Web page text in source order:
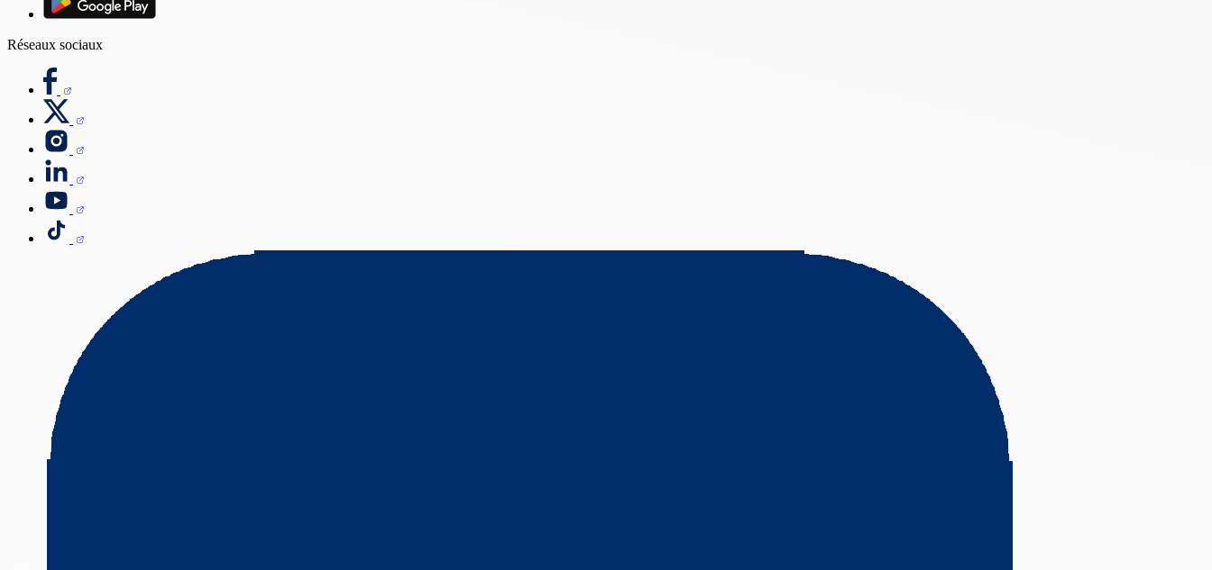
Réseaux sociaux